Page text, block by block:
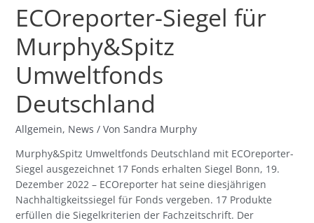
ECOreporter-Siegel für
Murphy&Spitz
Umweltfonds
Deutschland
Allgemein, News / Von Sandra Murphy
Murphy&Spitz Umweltfonds Deutschland mit ECOreporter-
Siegel ausgezeichnet 17 Fonds erhalten Siegel Bonn, 19.
Dezember 2022 – ECOreporter hat seine diesjährigen
Nachhaltigkeitssiegel für Fonds vergeben. 17 Produkte
erfüllen die Siegelkriterien der Fachzeitschrift. Der